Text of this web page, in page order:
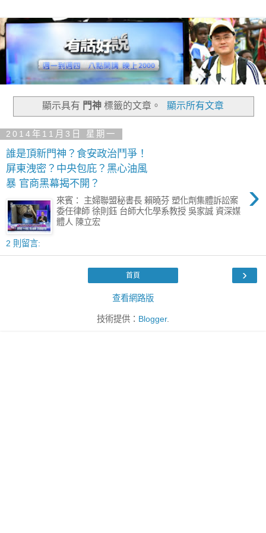
顯示具有 門神標籤的文章。 顯示所有文章
2014年11月3日 星期一
誰是頂新門神？食安政治鬥爭！
屏東洩密？中央包庇？黑心油風
暴 官商黑幕揭不開？
›
來賓： 主婦聯盟秘書長 賴曉芬 塑化劑集體訴訟案
委任律師 徐則鈺 台師大化學系教授 吳家誠 資深媒
體人 陳立宏
2 則留言:
›
首頁
查看網路版
技術提供： Blogger.